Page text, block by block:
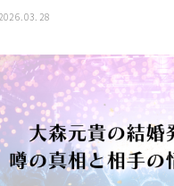
2026.03.28